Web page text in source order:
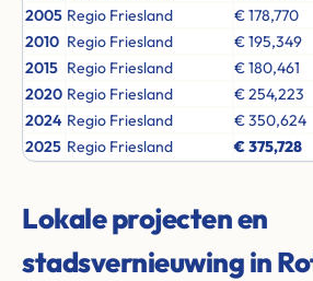
2005 Regio Friesland
€ 178,770
2010 Regio Friesland
€ 195,349
2015 Regio Friesland
€ 180,461
2020 Regio Friesland
€ 254,223
2024 Regio Friesland
€ 350,624
2025 Regio Friesland € 375,728
Lokale projecten en
stadsvernieuwing in